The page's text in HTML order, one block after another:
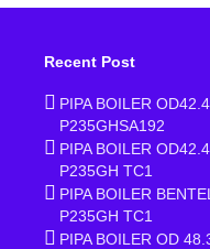
Recent Post
PIPA BOILER
P235GHSA192
PIPA BOILER
P235GH TC1
PIPA BOILER
P235GH TC1
PIPA BOILER OD